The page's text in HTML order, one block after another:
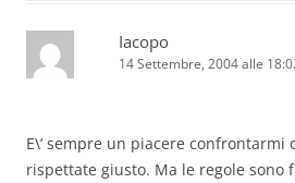
Iacopo
14 Settembre, 2004 alle
E\’ sempre un piacere confrontarmi
rispettate giusto. Ma le regole sono